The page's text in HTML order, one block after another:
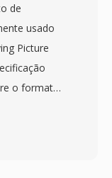
de
usado
Picture
o formato
que por